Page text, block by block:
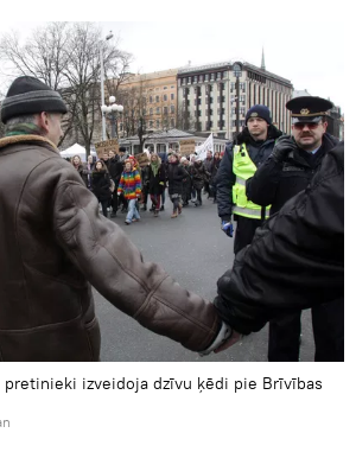
pretinieki izveidoja dzīvu ķēdi pie Brīvības